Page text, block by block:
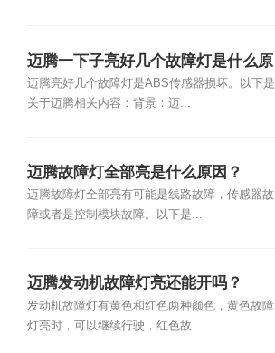
迈腾一下子亮好几个故障灯是什么原
因？
迈腾亮好几个故障灯是ABS传感器损坏。以下是
关于迈腾相关内容：背景：迈...
迈腾故障灯全部亮是什么原因？
迈腾故障灯全部亮有可能是线路故障，传感器故
障或者是控制模块故障。以下是...
迈腾发动机故障灯亮还能开吗？
发动机故障灯有黄色和红色两种颜色，⻩⾊故障
灯亮时，可以继续行驶，红色故...